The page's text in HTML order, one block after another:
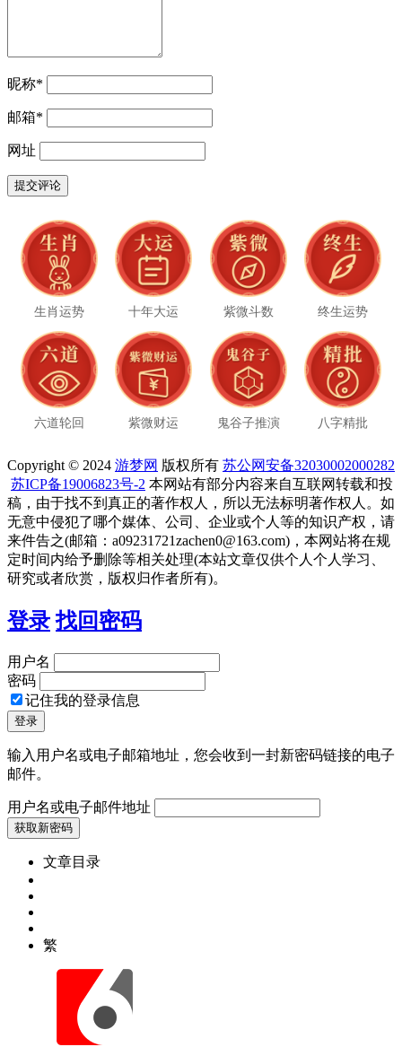
昵称*
邮箱*
网址
生肖运势 十年大运 紫微斗数 终生运势
六道轮回 紫微财运 鬼谷子推演 八字精批
Copyright © 2024 游梦网 版权所有 苏公网安备32030002000282
苏ICP备19006823号-2 本网站有部分内容来自互联网转载和投
稿，由于找不到真正的著作权人，所以无法标明著作权人。如
无意中侵犯了哪个媒体、公司、企业或个人等的知识产权，请
来件告之(邮箱：a09231721zachen0@163.com)，本网站将在规
定时间内给予删除等相关处理(本站文章仅供个人个人学习、
研究或者欣赏，版权归作者所有)。
登录 找回密码
用户名
密码
记住我的登录信息
输入用户名或电子邮箱地址，您会收到一封新密码链接的电子
邮件。
用户名或电子邮件地址
文章目录
繁